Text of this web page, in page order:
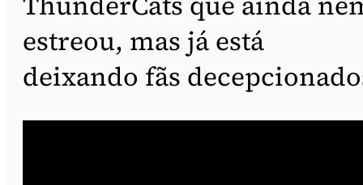
estreou, mas já está
deixando fãs